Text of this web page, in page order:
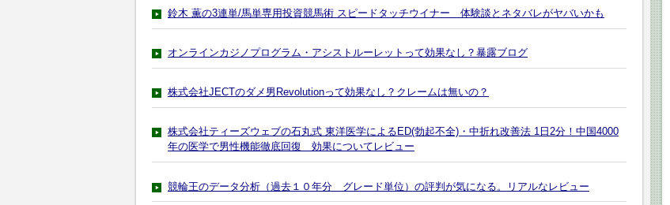
鈴木 薫の3連単/馬単専用投資競馬術 スピードタッチウイナー 体験談とネタバレがヤバいかも
オンラインカジノプログラム・アシストルーレットって効果なし？暴露ブログ
株式会社JECTのダメ男Revolutionって効果なし？クレームは無いの？
株式会社ティーズウェブの石丸式 東洋医学によるED(勃起不全)・中折れ改善法 1日2分！中国4000
年の医学で男性機能徹底回復 効果についてレビュー
競輪王のデータ分析（過去１０年分 グレード単位）の評判が気になる。リアルなレビュー